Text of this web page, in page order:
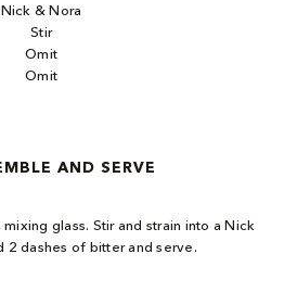
Nick & Nora
Stir
Omit
Omit
AND SERVE
glass. Stir and strain into ​a Nick
2 dashes of bitter and serve.